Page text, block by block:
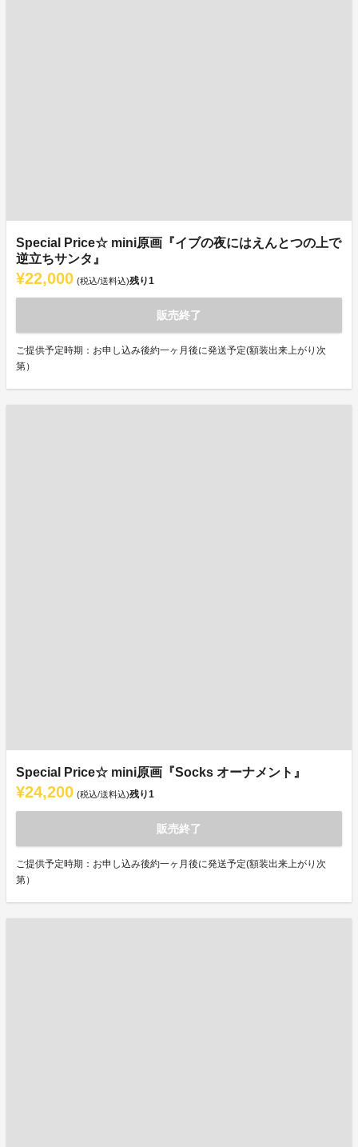
Special Price☆ mini原画『イブの夜にはえんとつの上で
逆立ちサンタ』
¥22,000 (税込/送料込)残り1
販売終了
ご提供予定時期：お申し込み後約一ヶ月後に発送予定(額装出来上がり次
第）
Special Price☆ mini原画『Socks オーナメント』
¥24,200 (税込/送料込)残り1
販売終了
ご提供予定時期：お申し込み後約一ヶ月後に発送予定(額装出来上がり次
第）